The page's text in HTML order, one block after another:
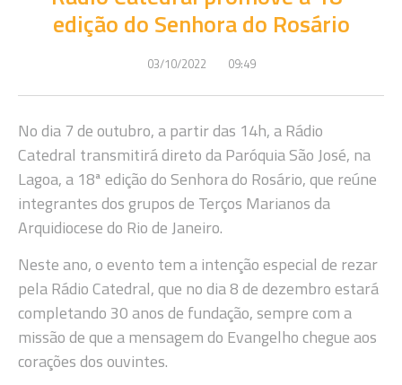
edição do Senhora do Rosário
03/10/2022 09:49
No dia 7 de outubro, a partir das 14h, a Rádio
Catedral transmitirá direto da Paróquia São José, na
Lagoa, a 18ª edição do Senhora do Rosário, que reúne
integrantes dos grupos de Terços Marianos da
Arquidiocese do Rio de Janeiro.
Neste ano, o evento tem a intenção especial de rezar
pela Rádio Catedral, que no dia 8 de dezembro estará
completando 30 anos de fundação, sempre com a
missão de que a mensagem do Evangelho chegue aos
corações dos ouvintes.